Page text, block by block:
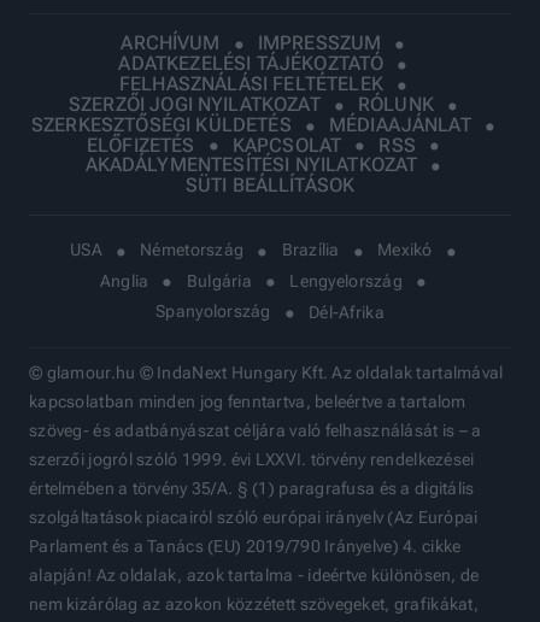
ARCHÍVUM
IMPRESSZUM
ADATKEZELÉSI TÁJÉKOZTATÓ
FELHASZNÁLÁSI FELTÉTELEK
SZERZŐI JOGI NYILATKOZAT
RÓLUNK
SZERKESZTŐSÉGI KÜLDETÉS
MÉDIAAJÁNLAT
ELŐFIZETÉS
KAPCSOLAT
RSS
AKADÁLYMENTESÍTÉSI NYILATKOZAT
SÜTI BEÁLLÍTÁSOK
USA Németország Brazília
Mexikó
Anglia
Bulgária
Lengyelország
Spanyolország
Dél-Afrika
© glamour.hu © IndaNext Hungary Kft. Az oldalak tartalmával
kapcsolatban minden jog fenntartva, beleértve a tartalom
szöveg- és adatbányászat céljára való felhasználását is – a
szerzői jogról szóló 1999. évi LXXVI. törvény rendelkezései
értelmében a törvény 35/A. § (1) paragrafusa és a digitális
szolgáltatások piacairól szóló európai irányelv (Az Európai
Parlament és a Tanács (EU) 2019/790 Irányelve) 4. cikke
alapján! Az oldalak, azok tartalma - ideértve különösen, de
nem kizárólag az azokon közzétett szövegeket, grafikákat,